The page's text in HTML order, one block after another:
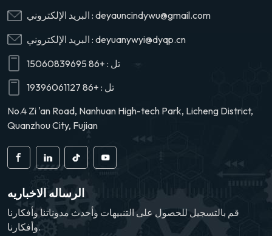
البريد الإلكتروني : deyauncindywu@gmail.com
البريد الإلكتروني : deyuanywyi@dyqp.cn
تل : +86 15060839695
تل : +86 19396061127
No.4 Zi 'an Road, Nanhuan High-tech Park, Licheng District,
Quanzhou City, Fujian
الرساله الاخباريه
قم بالتسجيل للحصول على التنبيهات وأحدث مدوناتنا وأفكارنا
وأفكارنا.